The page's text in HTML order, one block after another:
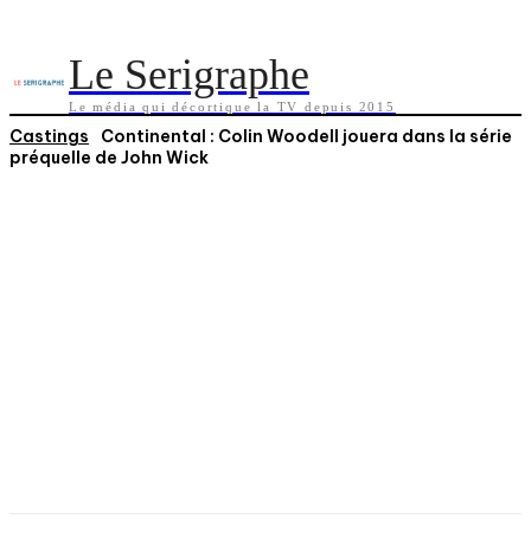
Le Serigraphe
Le média qui décortique la TV depuis 2015
Castings
Continental : Colin Woodell jouera dans la série
préquelle de John Wick